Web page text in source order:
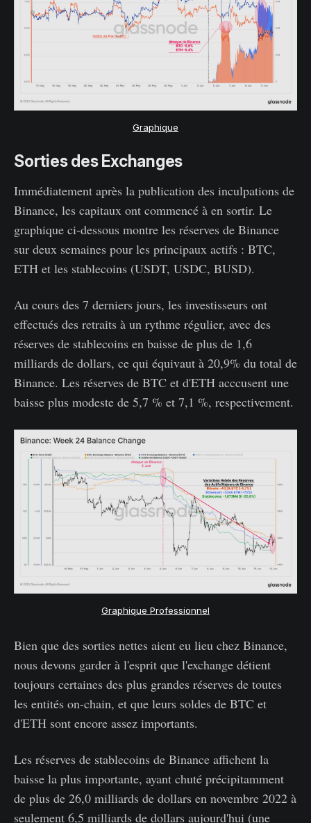
Graphique
Sorties des Exchanges
Immédiatement après la publication des inculpations de
Binance, les capitaux ont commencé à en sortir. Le
graphique ci-dessous montre les réserves de Binance
sur deux semaines pour les principaux actifs : BTC,
ETH et les stablecoins (USDT, USDC, BUSD).
Au cours des 7 derniers jours, les investisseurs ont
effectués des retraits à un rythme régulier, avec des
réserves de stablecoins en baisse de plus de 1,6
milliards de dollars, ce qui équivaut à 20,9% du total de
Binance. Les réserves de BTC et d'ETH acccusent une
baisse plus modeste de 5,7 % et 7,1 %, respectivement.
Graphique Professionnel
Bien que des sorties nettes aient eu lieu chez Binance,
nous devons garder à l'esprit que l'exchange détient
toujours certaines des plus grandes réserves de toutes
les entités on-chain, et que leurs soldes de BTC et
d'ETH sont encore assez importants.
Les réserves de stablecoins de Binance affichent la
baisse la plus importante, ayant chuté précipitamment
de plus de 26,0 milliards de dollars en novembre 2022 à
seulement 6,5 milliards de dollars aujourd'hui (une